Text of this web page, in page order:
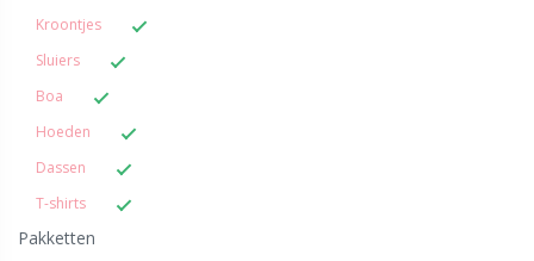
Kroontjes
Sluiers
Boa
Hoeden
Dassen
T-shirts
Pakketten